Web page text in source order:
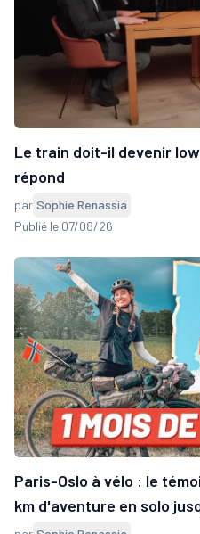
Le train doit-il devenir
répond
par Sophie Renassia
Publié le 07/08/26
Paris-Oslo à vélo : le
km d'aventure en solo